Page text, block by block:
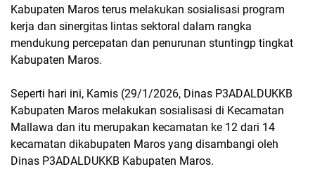
Kabupaten Maros terus melakukan sosialisasi program
kerja dan sinergitas lintas sektoral dalam rangka
mendukung percepatan dan penurunan stuntingp tingkat
Kabupaten Maros.
Seperti hari ini, Kamis (29/1/2026, Dinas P3ADALDUKKB
Kabupaten Maros melakukan sosialisasi di Kecamatan
Mallawa dan itu merupakan kecamatan ke 12 dari 14
kecamatan dikabupaten Maros yang disambangi oleh
Dinas P3ADALDUKKB Kabupaten Maros.